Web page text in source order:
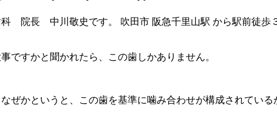
科 院長 中川敬史です。 吹田市 阪急千里山駅 から駅前徒
ですかと聞かれたら、この歯しかありません。
ぜかというと、この歯を基準に噛み合わせが構成されている